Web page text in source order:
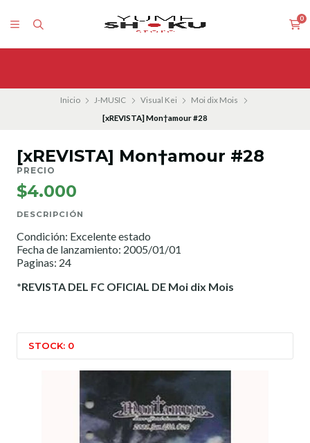
0
Inicio J-MUSIC Visual Kei
Moi dix Mois
[xREVISTA] Mon†amour #28
[xREVISTA] Mon†amour #28
PRECIO
$4.000
DESCRIPCIÓN
Condición: Excelente estado
Fecha de lanzamiento: 2005/01/01
Paginas: 24
*REVISTA DEL FC OFICIAL DE Moi dix Mois
STOCK: 0